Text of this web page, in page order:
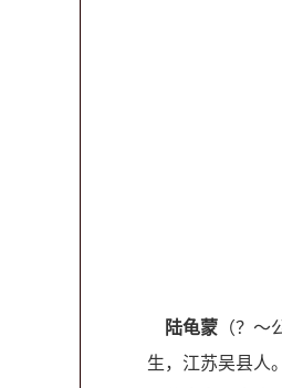
陆龟蒙 （？
生，江苏吴县人